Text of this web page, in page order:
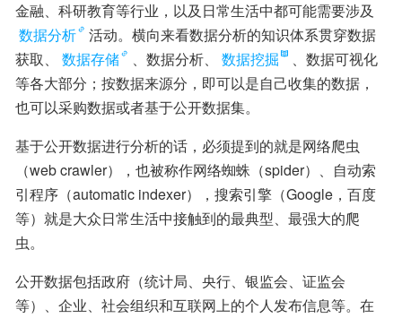
金融、科研教育等行业，以及日常生活中都可能需要涉及
数据分析
活动。横向来看数据分析的知识体系贯穿数据
获取、
数据存储 、数据分析、 数据挖掘
、数据可视化
等各大部分；按数据来源分，即可以是自己收集的数据，
也可以采购数据或者基于公开数据集。
基于公开数据进行分析的话，必须提到的就是网络爬虫
（web crawler），也被称作网络蜘蛛（spider）、自动索
引程序（automatic indexer），搜索引擎（Google，百度
等）就是大众日常生活中接触到的最典型、最强大的爬
虫。
公开数据包括政府（统计局、央行、银监会、证监会
等）、企业、社会组织和互联网上的个人发布信息等。在